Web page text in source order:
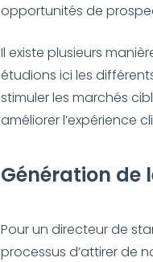
opportunités de
Il existe plusieurs
étudions ici les
stimuler les marchés
améliorer l’expérience
Génération de
Pour un directeur de
processus d’attirer de